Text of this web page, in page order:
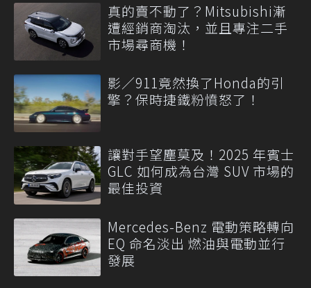
真的賣不動了？Mitsubishi漸
遭經銷商淘汰，並且專注二手
市場尋商機！
影／911竟然換了Honda的引
擎？保時捷鐵粉憤怒了！
讓對手望塵莫及！2025 年賓士
GLC 如何成為台灣 SUV 市場的
最佳投資
Mercedes-Benz 電動策略轉向
EQ 命名淡出 燃油與電動並行
發展